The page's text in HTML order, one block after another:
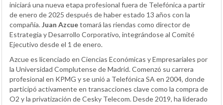
iniciará una nueva etapa profesional fuera de Telefónica a partir
de enero de 2025 después de haber estado 13 años con la
compañía.Juan Azcuetomará las riendas como director de
Estrategia y Desarrollo Corporativo, integrándose al Comité
Ejecutivo desde el 1 de enero.
Azcue es licenciado en Ciencias Económicas y Empresariales por
la Universidad Complutense de Madrid. Comenzó su carrera
profesional en KPMG y se unió a Telefónica SA en 2004, donde
participó activamente en transacciones clave como la compra de
O2 y la privatización de Cesky Telecom. Desde 2019, ha liderado